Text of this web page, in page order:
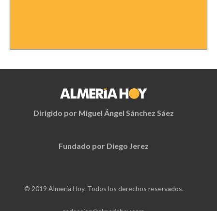
Dirigido por Miguel Ángel Sánchez Sáez
Fundado por Diego Jerez
© 2019 Almería Hoy. Todos los derechos reservados.